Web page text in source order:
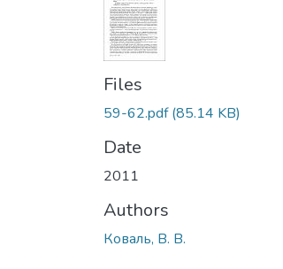
Files
59-62.pdf(85.14 KB)
Date
2011
Authors
Коваль, В. В.